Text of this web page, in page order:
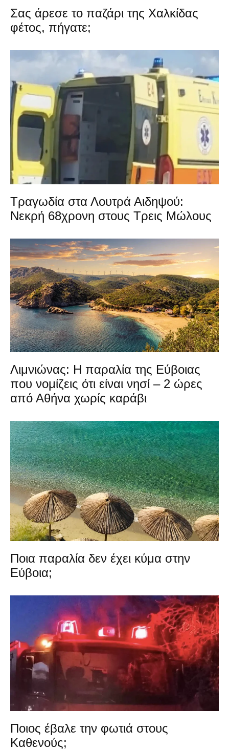
Σας άρεσε το παζάρι της Χαλκίδας
φέτος, πήγατε;
Τραγωδία στα Λουτρά Αιδηψού:
Νεκρή 68χρονη στους Τρεις Μώλους
Λιμνιώνας: Η παραλία της Εύβοιας
που νομίζεις ότι είναι νησί – 2 ώρες
από Αθήνα χωρίς καράβι
Ποια παραλία δεν έχει κύμα στην
Εύβοια;
Ποιος έβαλε την φωτιά στους
Καθενούς;